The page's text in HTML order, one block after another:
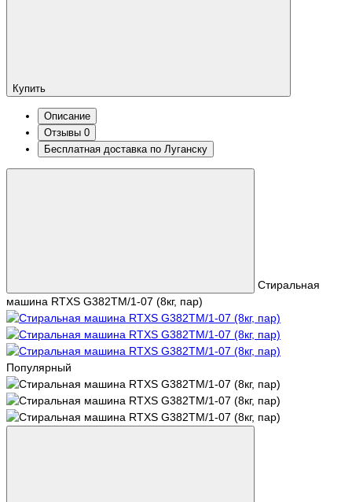
Купить
Описание
Отзывы 0
Бесплатная доставка по Луганску
Стиральная
машина RTXS G382TM/1-07 (8кг, пар)
Популярный